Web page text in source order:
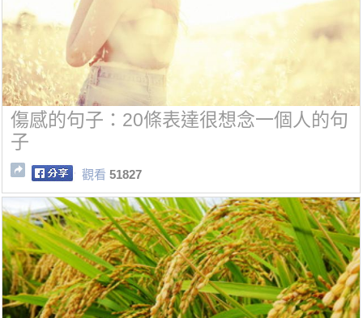
傷感的句子：20條表達很想念一個人的句
子
觀看 51827